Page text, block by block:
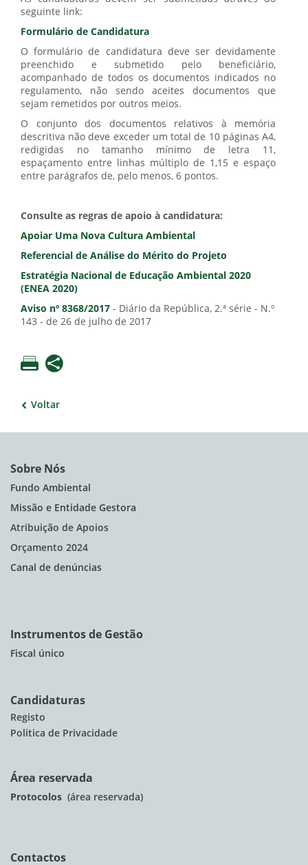
seguinte link:
Formulário de Candidatura
O formulário de candidatura deve ser devidamente
preenchido e submetido pelo beneficiário,
acompanhado de todos os documentos indicados no
regulamento, não sendo aceites documentos que
sejam remetidos por outros meios.
O conjunto dos documentos relativos à memória
descritiva não deve exceder um total de 10 páginas A4,
redigidas no tamanho mínimo de letra 11,
espaçamento entre linhas múltiplo de 1,15 e espaço
entre parágrafos de, pelo menos, 6 pontos.
Consulte as regras de apoio à candidatura:
Apoiar Uma Nova Cultura Ambiental
Referencial de Análise do Mérito do Projeto
Estratégia Nacional de Educação Ambiental 2020
(ENEA 2020)
Aviso nº 8368/2017 - Diário da República, 2.ª série - N.º
143 - de 26 de julho de 2017
Voltar
Sobre Nós
Fundo Ambiental
Missão e Entidade Gestora
Atribuição de Apoios
Orçamento 2024
Canal de denúncias
Instrumentos de Gestão
Fiscal único
Candidaturas
Registo
Politica de Privacidade
Área reservada
Protocolos (área reservada)
Contactos